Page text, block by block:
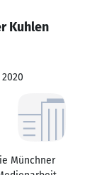
Kuhlen
Münchner